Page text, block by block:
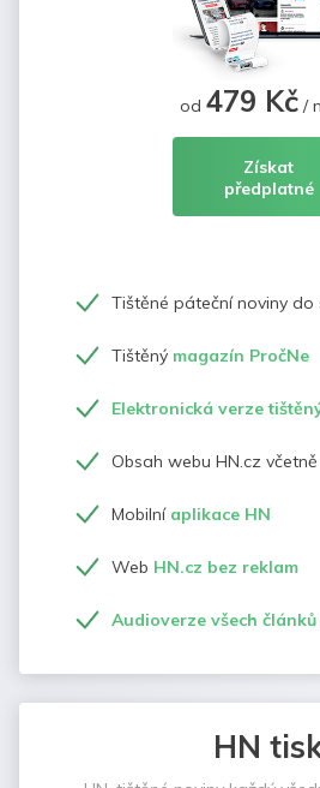
od 479 Kč/
Získat
předplatné
Tištěné páteční noviny do
Tištěný magazín PročNe
Elektronická verze
Obsah webu HN.cz
Mobilní aplikace HN
Web HN.cz bez reklam
Audioverze všech článků
HN